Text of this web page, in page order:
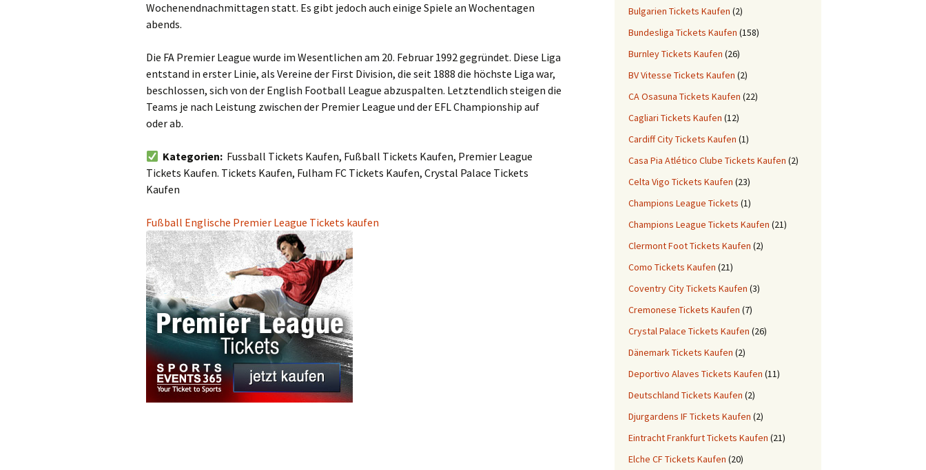
Wochenendnachmittagen statt. Es gibt jedoch auch einige Spiele an Wochentagen
abends.
Die FA Premier League wurde im Wesentlichen am 20. Februar 1992 gegründet. Diese Liga
entstand in erster Linie, als Vereine der First Division, die seit 1888 die höchste Liga war,
beschlossen, sich von der English Football League abzuspalten. Letztendlich steigen die
Teams je nach Leistung zwischen der Premier League und der EFL Championship auf
oder ab.
Kategorien: Fussball Tickets Kaufen, Fußball Tickets Kaufen, Premier League
Tickets Kaufen. Tickets Kaufen, Fulham FC Tickets Kaufen, Crystal Palace Tickets
Kaufen
Fußball Englische Premier League Tickets kaufen
Bulgarien Tickets Kaufen (2)
Bundesliga Tickets Kaufen (158)
Burnley Tickets Kaufen (26)
BV Vitesse Tickets Kaufen (2)
CA Osasuna Tickets Kaufen (22)
Cagliari Tickets Kaufen (12)
Cardiff City Tickets Kaufen (1)
Casa Pia Atlético Clube Tickets Kaufen (2)
Celta Vigo Tickets Kaufen (23)
Champions League Tickets (1)
Champions League Tickets Kaufen (21)
Clermont Foot Tickets Kaufen (2)
Como Tickets Kaufen (21)
Coventry City Tickets Kaufen (3)
Cremonese Tickets Kaufen (7)
Crystal Palace Tickets Kaufen (26)
Dänemark Tickets Kaufen (2)
Deportivo Alaves Tickets Kaufen (11)
Deutschland Tickets Kaufen (2)
Djurgardens IF Tickets Kaufen (2)
Eintracht Frankfurt Tickets Kaufen (21)
Elche CF Tickets Kaufen (20)